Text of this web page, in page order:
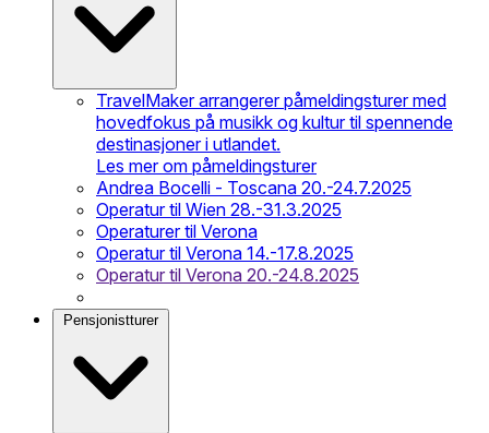
TravelMaker arrangerer påmeldingsturer med
hovedfokus på musikk og kultur til spennende
destinasjoner i utlandet.
Les mer om påmeldingsturer
Andrea Bocelli - Toscana 20.-24.7.2025
Operatur til Wien 28.-31.3.2025
Operaturer til Verona
Operatur til Verona 14.-17.8.2025
Operatur til Verona 20.-24.8.2025
Pensjonistturer